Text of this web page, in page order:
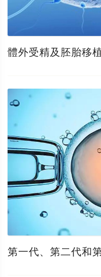
體外受精及胚胎移
第一代、第二代和